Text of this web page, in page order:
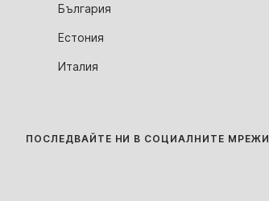
България
Естония
Италия
ПОСЛЕДВАЙТЕ НИ В СОЦИАЛНИТЕ МРЕЖИ